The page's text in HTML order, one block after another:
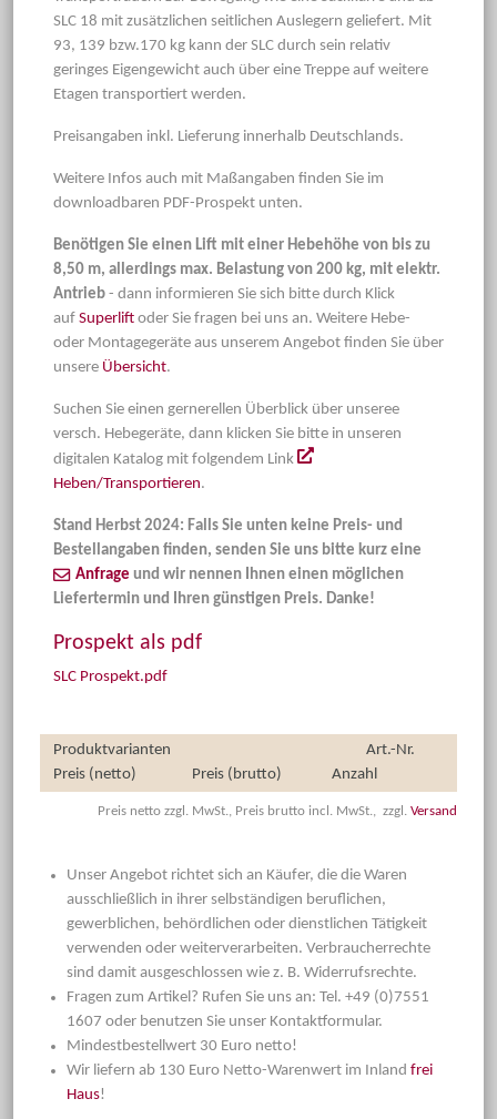
SLC 18 mit zusätzlichen seitlichen Auslegern geliefert. Mit
93, 139 bzw.170 kg kann der SLC durch sein relativ
geringes Eigengewicht auch über eine Treppe auf weitere
Etagen transportiert werden.
Preisangaben inkl. Lieferung innerhalb Deutschlands.
Weitere Infos auch mit Maßangaben finden Sie im
downloadbaren PDF-Prospekt unten.
Benötigen Sie einen Lift mit einer Hebehöhe von bis zu
8,50 m, allerdings max. Belastung von 200 kg, mit elektr.
Antrieb - dann informieren Sie sich bitte durch Klick
auf Superlift oder Sie fragen bei uns an. Weitere Hebe-
oder Montagegeräte aus unserem Angebot finden Sie über
unsere Übersicht.
Suchen Sie einen gernerellen Überblick über unseree
versch. Hebegeräte, dann klicken Sie bitte in unseren
digitalen Katalog mit folgendem Link
Heben/Transportieren.
Stand Herbst 2024: Falls Sie unten keine Preis- und
Bestellangaben finden, senden Sie uns bitte kurz eine
Anfrage und wir nennen Ihnen einen möglichen
Liefertermin und Ihren günstigen Preis. Danke!
Prospekt als pdf
SLC Prospekt.pdf
Produktvarianten
Art.-Nr.
Preis (netto)
Preis (brutto) Anzahl
Preis netto zzgl. MwSt., Preis brutto incl. MwSt., zzgl. Versand
Unser Angebot richtet sich an Käufer, die die Waren
ausschließlich in ihrer selbständigen beruflichen,
gewerblichen, behördlichen oder dienstlichen Tätigkeit
verwenden oder weiterverarbeiten. Verbraucherrechte
sind damit ausgeschlossen wie z. B. Widerrufsrechte.
Fragen zum Artikel? Rufen Sie uns an: Tel. +49 (0)7551
1607 oder benutzen Sie unser Kontaktformular.
Mindestbestellwert 30 Euro netto!
Wir liefern ab 130 Euro Netto-Warenwert im Inland frei
Haus!